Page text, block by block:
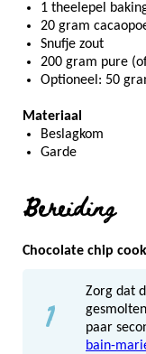
1 theelepel
20 gram
Snufje zout
200 gram pure
Optioneel: 50
Materiaal
Beslagkom
Garde
Bereiding
Chocolate chip
1
Zorg dat
paar
bain-